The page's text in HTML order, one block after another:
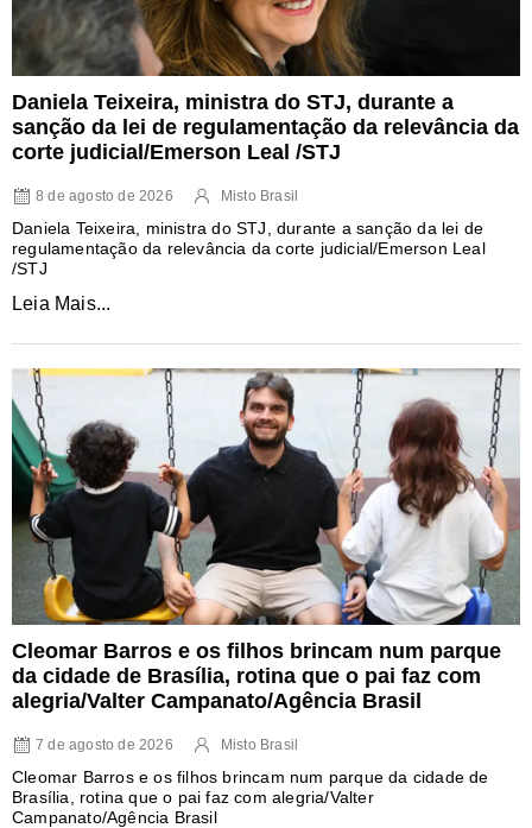
Daniela Teixeira, ministra do STJ, durante a
sanção da lei de regulamentação da relevância da
corte judicial/Emerson Leal /STJ
8 de agosto de 2026 Misto Brasil
Daniela Teixeira, ministra do STJ, durante a sanção da lei de
regulamentação da relevância da corte judicial/Emerson Leal
/STJ
Leia Mais...
Cleomar Barros e os filhos brincam num parque
da cidade de Brasília, rotina que o pai faz com
alegria/Valter Campanato/Agência Brasil
7 de agosto de 2026 Misto Brasil
Cleomar Barros e os filhos brincam num parque da cidade de
Brasília, rotina que o pai faz com alegria/Valter
Campanato/Agência Brasil